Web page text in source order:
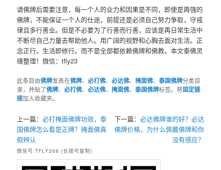
请佛牌后需要注意，每一个人的业力和因果是不同，即使是再强的
佛牌，不能保证一个人的仕途，前提还是必须自己努力争取，守戒
律且多行善业。但是不必要为了行善而行善，应该是再日常生活中
不断尽自己力量去帮助他人。用广阔的视野和心胸去面对生活。正
念正行。生活即修行。而不是全部都依赖佛牌和佛教。本文泰佛灵
缘整理！微信：tfly23
此条目由佛牌发表在佛牌、必打佛、必达佛、掩面佛、泰国佛牌分类目
录，并贴了佛牌、必打佛、必达佛、掩面佛、泰国佛牌标签。将固定链
接加入收藏夹。
上一篇：必打掩面佛牌功效，泰
国佛牌怎么看是正牌？掩面佛真
假辨认
下一篇： 必达佛牌谁的好？必达
佛牌价格，为什么佩戴佛牌和你
没有感应？
微信号:TFLY266 (长按可复制)